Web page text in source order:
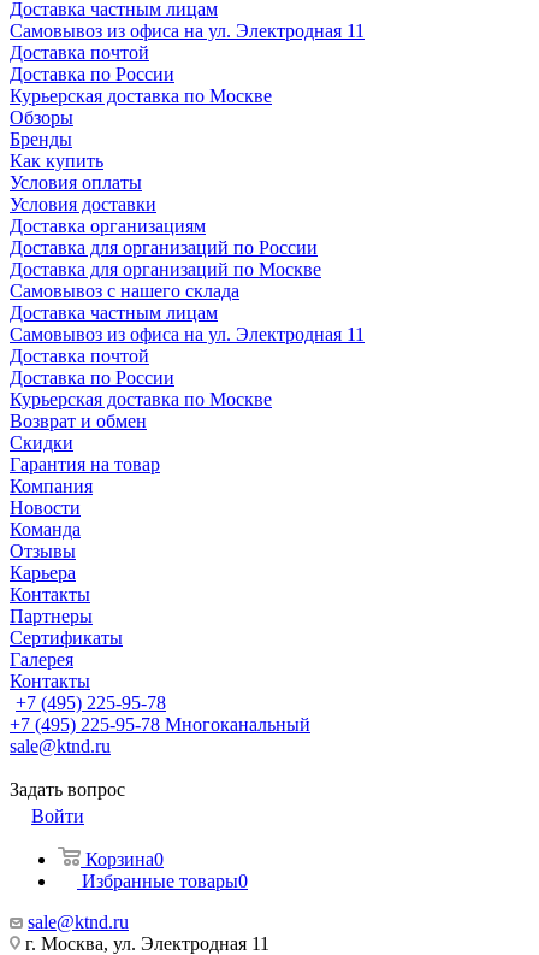
Доставка частным лицам
Самовывоз из офиса на ул. Электродная 11
Доставка почтой
Доставка по России
Курьерская доставка по Москве
Обзоры
Бренды
Как купить
Условия оплаты
Условия доставки
Доставка организациям
Доставка для организаций по России
Доставка для организаций по Москве
Самовывоз с нашего склада
Доставка частным лицам
Самовывоз из офиса на ул. Электродная 11
Доставка почтой
Доставка по России
Курьерская доставка по Москве
Возврат и обмен
Скидки
Гарантия на товар
Компания
Новости
Команда
Отзывы
Карьера
Контакты
Партнеры
Сертификаты
Галерея
Контакты
+7 (495) 225-95-78
+7 (495) 225-95-78 Многоканальный
sale@ktnd.ru
Задать вопрос
Войти
Корзина0
Избранные товары0
sale@ktnd.ru
г. Москва, ул. Электродная 11